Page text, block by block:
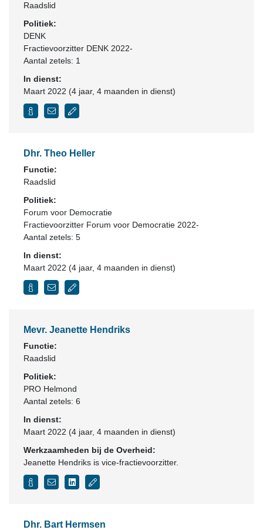
Raadslid
Politiek:
DENK
Fractievoorzitter DENK 2022-
Aantal zetels: 1
In dienst:
Maart 2022 (4 jaar, 4 maanden in dienst)
Dhr. Theo Heller
Functie:
Raadslid
Politiek:
Forum voor Democratie
Fractievoorzitter Forum voor Democratie 2022-
Aantal zetels: 5
In dienst:
Maart 2022 (4 jaar, 4 maanden in dienst)
Mevr. Jeanette Hendriks
Functie:
Raadslid
Politiek:
PRO Helmond
Aantal zetels: 6
In dienst:
Maart 2022 (4 jaar, 4 maanden in dienst)
Werkzaamheden bij de Overheid:
Jeanette Hendriks is vice-fractievoorzitter.
Dhr. Bart Hermsen